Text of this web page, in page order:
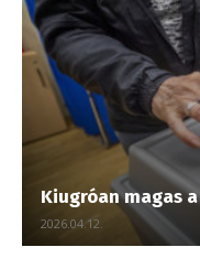
Kiugróan magas
2026.04.12.